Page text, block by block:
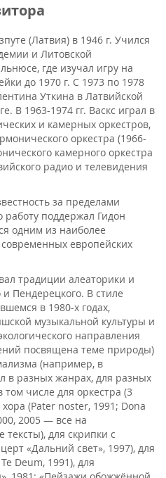
(Латвия) в 1946 г. Учился
и Литовской
где изучал игру на
до 1970 г. С 1973 по 1978
Уткина в Латвийской
В 1963-1974 гг. Васкс играл в
и камерных оркестров,
оркестра (1966-
камерного оркестра
радио и телевидения
за пределами
работу поддержал Гидон
одним из наиболее
европейских
традиции алеаторики и
Пендерецкого. В стиле
в 1980-х годах,
музыкальной культуры и
направления
посвящена теме природы)
(например, в
в разных жанрах, для разных
том числе для оркестра (3
(Pater noster, 1991; Dona
2005 — все на
для скрипки с
«Дальний свет», 1997), для
Deum, 1991), для